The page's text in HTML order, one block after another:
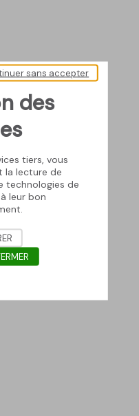
des
tiers, vous
la lecture de
technologies de
leur bon
sans accepter